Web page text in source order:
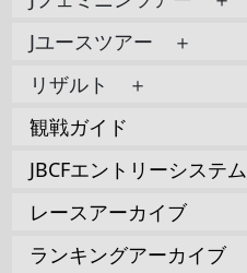
Jユースツアー ＋
リザルト ＋
観戦ガイド
JBCFエントリーシステム
レースアーカイブ
ランキングアーカイブ